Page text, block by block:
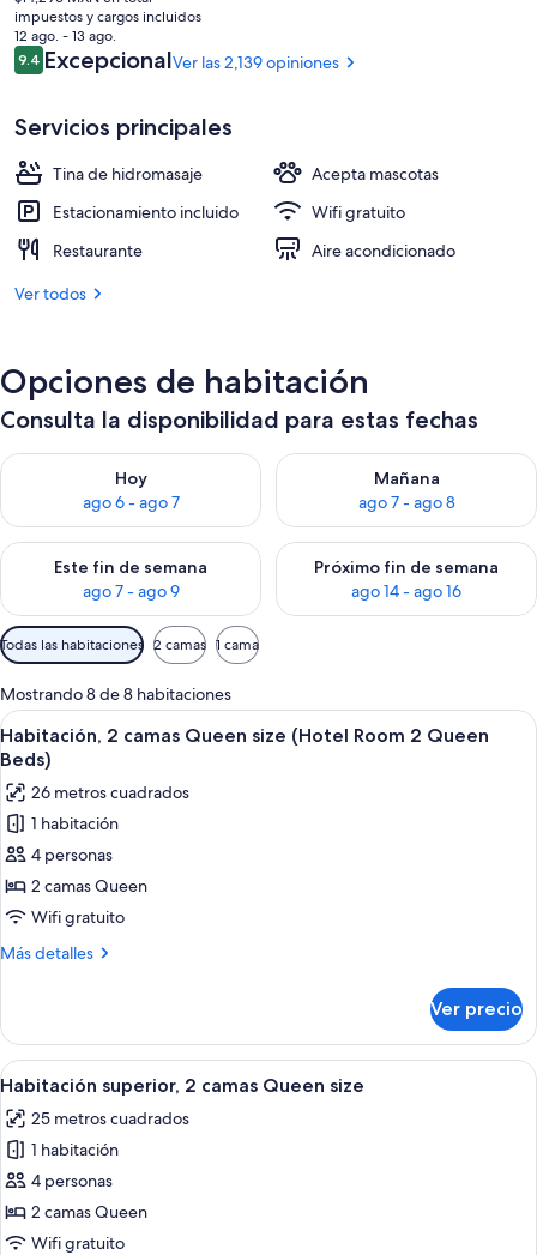
actual
es
de
$12,627 MXN
impuestos y cargos incluidos
12 ago. - 13 ago.
Opiniones
9.49.4 de 10,
ExcepcionalVer las 2,139 opiniones
Servicios principales
Tina de hidromasaje
Acepta mascotas
Estacionamiento incluido
Wifi gratuito
Restaurante
Aire acondicionado
Ver todos
Opciones de habitación
Consulta la disponibilidad para estas fechas
Hoy
ago 6 - ago 7
Consulta la disponibilidad para hoy ago 6 - ago 7
Mañana
ago 7 - ago 8
Consulta la disponibilidad
Este fin de semana
ago 7 - ago 9
Consulta la disponibilidad para este fin de semana ago 7 -
Próximo fin de semana
ago 14 - ago 16
Consulta la disponibilidad
Filtros
disponibles
para
las
habitaciones
Todas las habitaciones 2 camas 1 cama
Mostrando 8 de 8 habitaciones
Abrir
todas
las
fotos
de
Habitación,
2
camas
Queen
Room
Queen
Beds)
Habitación de hotel con dos camas,
4
Habitación, 2 camas Queen size (Hotel Room 2 Queen
Beds)
26 metros cuadrados
1 habitación
4 personas
2 camas Queen
Wifi gratuito
Más detalles
Más
2
camas
Queen
(Hotel
Room
Queen
Beds)
Ver precio
Abrir
todas
las
fotos
de
Habitación
superior,
Habitación de hotel con dos camas,
5
Habitación superior, 2 camas Queen size
25 metros cuadrados
1 habitación
4 personas
2 camas Queen
Wifi gratuito